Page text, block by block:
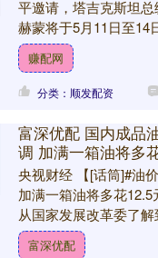
平邀请，塔吉克斯坦总
赫蒙将于5月11日至14
事访问。 海量资讯、精
新浪财经APP 责任....
赚配网
分类：顺发配资
富深优配 国内成品
调 加满一箱油将多
央视财经 【[话筒]#油
加满一箱油将多花12.5
从国家发展改革委了
时国内成品油调价窗口
发展改革委价....
富深优配